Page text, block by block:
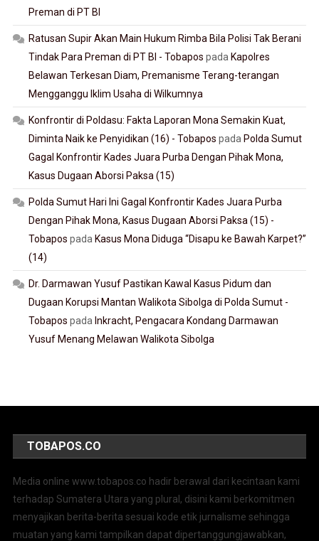
Preman di PT BI
Ratusan Supir Akan Main Hukum Rimba Bila Polisi Tak Berani
Tindak Para Preman di PT BI - Tobapos pada Kapolres
Belawan Terkesan Diam, Premanisme Terang-terangan
Mengganggu Iklim Usaha di Wilkumnya
Konfrontir di Poldasu: Fakta Laporan Mona Semakin Kuat,
Diminta Naik ke Penyidikan (16) - Tobapos pada Polda Sumut
Gagal Konfrontir Kades Juara Purba Dengan Pihak Mona,
Kasus Dugaan Aborsi Paksa (15)
Polda Sumut Hari Ini Gagal Konfrontir Kades Juara Purba
Dengan Pihak Mona, Kasus Dugaan Aborsi Paksa (15) -
Tobapos pada Kasus Mona Diduga “Disapu ke Bawah Karpet?”
(14)
Dr. Darmawan Yusuf Pastikan Kawal Kasus Pidum dan
Dugaan Korupsi Mantan Walikota Sibolga di Polda Sumut -
Tobapos pada Inkracht, Pengacara Kondang Darmawan
Yusuf Menang Melawan Walikota Sibolga
TOBAPOS.CO
Media online www.tobapos.co hadir berawal dari kecintaan kami
terhadap Sumatera Utara yang plural, disini kami berkomitmen
menyajikan berita-berita sesuai kode etik jurnalisme sehingga
muatan yang kami tampilkan dapat dipertanggungjawabkan,